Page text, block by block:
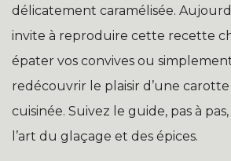
délicatement caramélisée.
invite à reproduire cette recette
épater vos convives ou
redécouvrir le plaisir d’une
cuisinée. Suivez le guide, pas à
l’art du glaçage et des épices.